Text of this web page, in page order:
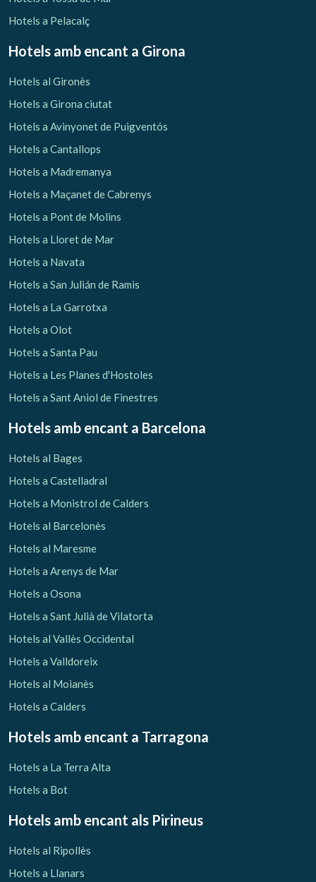
Gestionar la meva reserva
Hotels a Pelacalç
Hotels amb encant a Girona
Hotels al Gironès
Hotels a Girona ciutat
Hotels a Avinyonet de Puigventós
Hotels a Cantallops
Hotels a Madremanya
Hotels a Maçanet de Cabrenys
Hotels a Pont de Molins
Hotels a Lloret de Mar
Hotels a Navata
Hotels a San Julián de Ramis
Hotels a La Garrotxa
Hotels a Olot
Hotels a Santa Pau
Hotels a Les Planes d'Hostoles
Hotels a Sant Aniol de Finestres
Hotels amb encant a Barcelona
Hotels al Bages
Hotels a Castelladral
Hotels a Monistrol de Calders
Hotels al Barcelonès
Hotels al Maresme
Hotels a Arenys de Mar
Hotels a Osona
Hotels a Sant Julià de Vilatorta
Hotels al Vallès Occidental
Hotels a Valldoreix
Hotels al Moianès
Hotels a Calders
Hotels amb encant a Tarragona
Hotels a La Terra Alta
Hotels a Bot
Hotels amb encant als Pirineus
Hotels al Ripollès
Hotels a Llanars